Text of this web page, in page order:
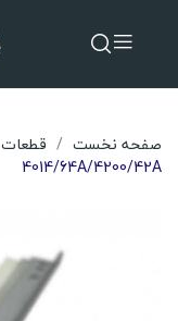
صفحه نخست قطعات
4014/64A/4200/42A